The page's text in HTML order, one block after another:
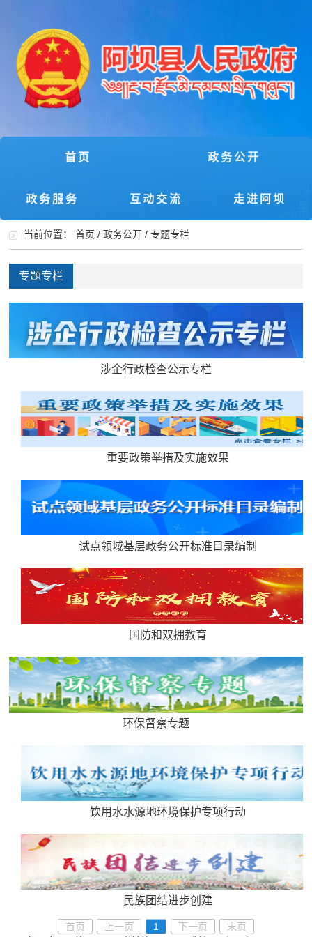
首页 政务公开
政务服务 互动交流 走进阿坝
当前位置：首页 /政务公开 /专题专栏
专题专栏
涉企行政检查公示专栏
重要政策举措及实施效果
试点领域基层政务公开标准目录编制
国防和双拥教育
环保督察专题
饮用水水源地环境保护专项行动
民族团结进步创建
首页 上一页 1 下一页
末页